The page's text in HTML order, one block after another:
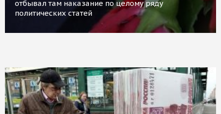
отбывал там наказание по целому ряду
политических статей